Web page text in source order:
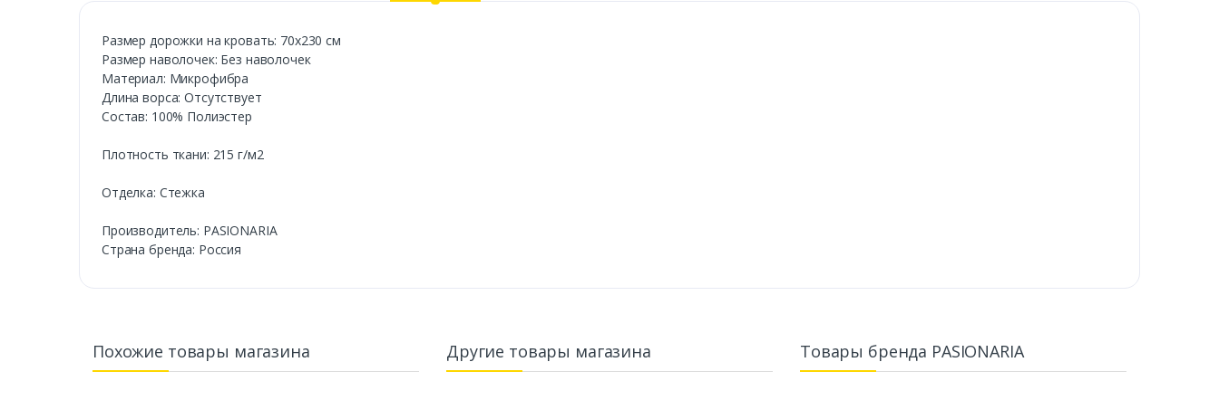
Размер дорожки на кровать: 70х230 см
Размер наволочек: Без наволочек
Материал: Микрофибра
Длина ворса: Отсутствует
Состав: 100% Полиэстер
Плотность ткани: 215 г/м2
Отделка: Стежка
Производитель: PASIONARIA
Cтрана бренда: Россия
Похожие товары магазина Другие товары магазина Товары бренда PASIONARIA